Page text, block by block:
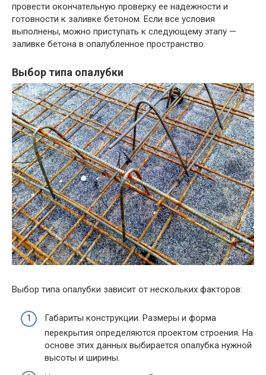
провести окончательную проверку ее надежности и
готовности к заливке бетоном. Если все условия
выполнены, можно приступать к следующему этапу —
заливке бетона в опалубленное пространство.
Выбор типа опалубки
Выбор типа опалубки зависит от нескольких факторов:
Габариты конструкции. Размеры и форма
перекрытия определяются проектом строения. На
основе этих данных выбирается опалубка нужной
высоты и ширины.